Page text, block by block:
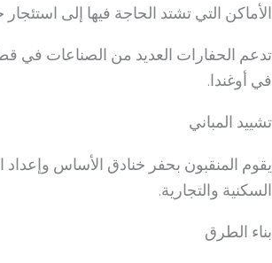
الأماكن التي تشتد الحاجة فيها إلى استئجار
تدعم الحفارات العديد من الصناعات في
في أوغندا.
تشييد المباني
يقوم المنقبون بحفر خنادق الأساس وإعداد
السكنية والتجارية.
بناء الطرق